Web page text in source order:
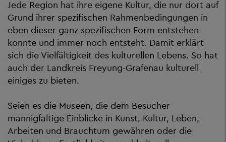
Jede Region hat ihre eigene Kultur, die nur dort auf
Grund ihrer spezifischen Rahmenbedingungen in
eben dieser ganz spezifischen Form entstehen
konnte und immer noch entsteht. Damit erklärt
sich die Vielfältigkeit des kulturellen Lebens. So hat
auch der Landkreis Freyung-Grafenau kulturell
einiges zu bieten.
Seien es die Museen, die dem Besucher
mannigfaltige Einblicke in Kunst, Kultur, Leben,
Arbeiten und Brauchtum gewähren oder die